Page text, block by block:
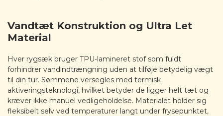
Vandtæt Konstruktion og Ultra Let
Material
Hver rygsæk bruger TPU-lamineret stof som fuldt
forhindrer vandindtrængning uden at tilføje betydelig vægt
til din tur. Sømmene versegles med termisk
aktiveringsteknologi, hvilket betyder de ligger helt tæt og
kræver ikke manuel vedligeholdelse. Materialet holder sig
fleksibelt selv ved temperaturer langt under frysepunktet,